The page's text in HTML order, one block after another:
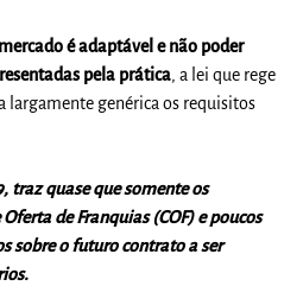
é adaptável e não poder
pela prática, a lei que rege
largamente genérica os requisitos
traz quase que somente os
de Franquias (COF) e poucos
sobre o futuro contrato a ser